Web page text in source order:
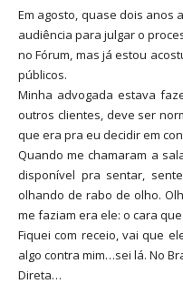
Em agosto, quase dois anos
audiência para julgar o
no Fórum, mas já estou
públicos.
Minha advogada estava
outros clientes, deve ser
que era pra eu decidir em
Quando me chamaram a
disponível pra sentar,
olhando de rabo de olho.
me faziam era ele: o cara
Fiquei com receio, vai que
algo contra mim…sei lá. No
Direta…